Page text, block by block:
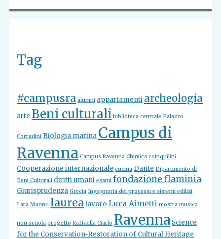
Tag
#campusra alumni appartamenti archeologia
arte Beni culturali biblioteca centrale Palazzo
Corradini Biologia marina Campus di
Ravenna Campus Ravenna Chimica coinquilini
Cooperazione internazionale cucina Dante Dipartimento di
Beni Culturali diritti umani esami fondazione flaminia
Giurisprudenza Grecia Ingegneria dei processi e sistemi edilizi
Lara Mannu laurealavoro Luca Aimetti mostra musica
non scuola progetto Raffaella Ciarlo Ravenna Science
for the Conservation-Restoration of Cultural Heritage